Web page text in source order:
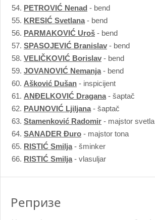
54. PETROVIĆ Nenad - bend
55. KRESIĆ Svetlana- bend
56. PARMAKOVIĆ Uroš - bend
57. SPASOJEVIĆ Branislav - bend
58. VELIČKOVIĆ Borislav - bend
59. JOVANOVIĆ Nemanja- bend
60. Ašković Dušan - inspicijent
61. ANĐELKOVIĆ Dragana- šaptač
62. PAUNOVIĆ Ljiljana- šaptač
63. Stamenković Radomir - majstor svetla
64. SANADER Đuro - majstor tona
65. RISTIĆ Smilja- šminker
66. RISTIĆ Smilja- vlasuljar
Репризе